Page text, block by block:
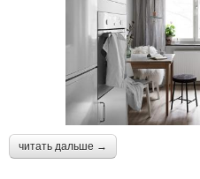
читать дальше →